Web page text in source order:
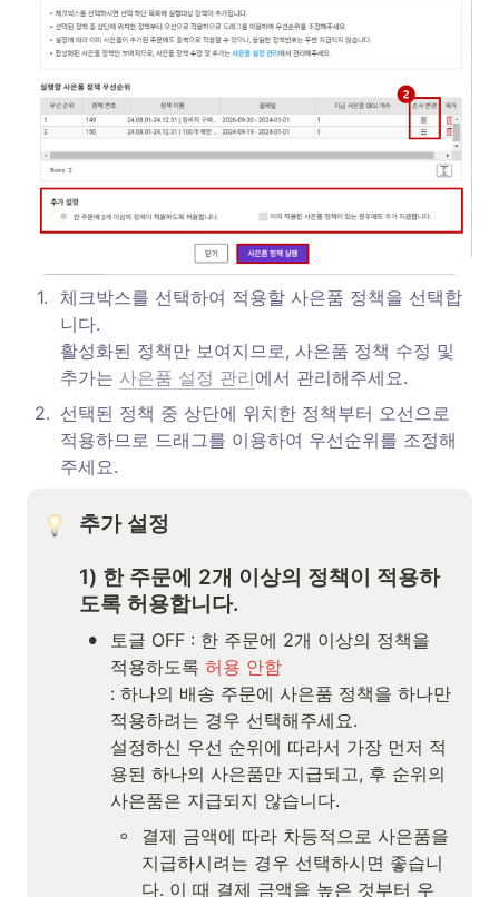
1. 체크박스를 선택하여 적용할 사은품 정책을 선택합
니다.
활성화된 정책만 보여지므로, 사은품 정책 수정 및
추가는 사은품 설정 관리에서 관리해주세요.
2. 선택된 정책 중 상단에 위치한 정책부터 오선으로
적용하므로 드래그를 이용하여 우선순위를 조정해
주세요.
추가 설정
1) 한 주문에 2개 이상의 정책이 적용하
도록 허용합니다.
•
토글 OFF : 한 주문에 2개 이상의 정책을
적용하도록 허용 안함
: 하나의 배송 주문에 사은품 정책을 하나만
적용하려는 경우 선택해주세요.
설정하신 우선 순위에 따라서 가장 먼저 적
용된 하나의 사은품만 지급되고, 후 순위의
사은품은 지급되지 않습니다.
◦
결제 금액에 따라 차등적으로 사은품을
지급하시려는 경우 선택하시면 좋습니
다. 이 때 결제 금액을 높은 것부터 우